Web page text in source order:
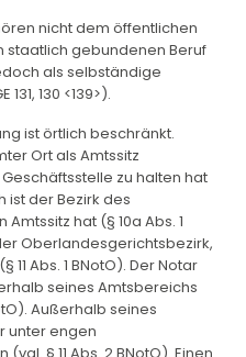
nicht dem öffentlichen
staatlich gebundenen Beruf
als selbständige
130 <139>).
ist örtlich beschränkt.
Ort als Amtssitz
zu halten hat
ist der Bezirk des
hat (§ 10a Abs. 1
Oberlandesgerichtsbezirk,
Abs. 1 BNotO). Der Notar
seines Amtsbereichs
Außerhalb seines
unter engen